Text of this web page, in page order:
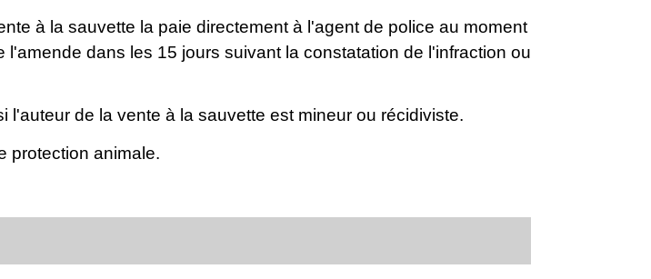
à la sauvette la paie directement à l'agent de police au moment
dans les 15 jours suivant la constatation de l'infraction ou
de la vente à la sauvette est mineur ou récidiviste.
protection animale.